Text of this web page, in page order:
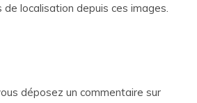
localisation depuis ces images.
déposez un commentaire sur